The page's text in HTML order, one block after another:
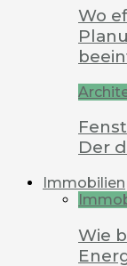
Wo
Der
Immobilien
Wie